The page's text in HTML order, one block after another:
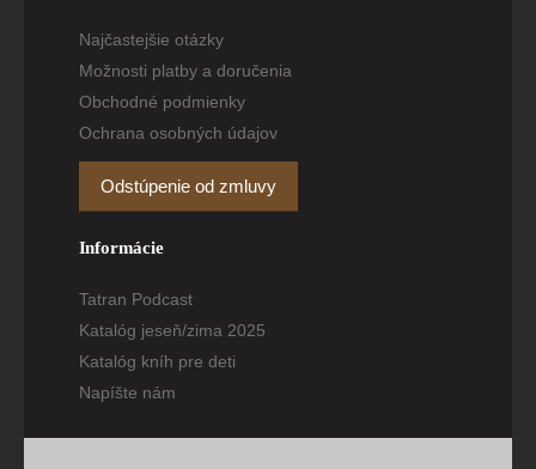
Najčastejšie otázky
Možnosti platby a doručenia
Obchodné podmienky
Ochrana osobných údajov
Odstúpenie od zmluvy
Informácie
Tatran Podcast
Katalóg jeseň/zima 2025
Katalóg kníh pre deti
Napíšte nám